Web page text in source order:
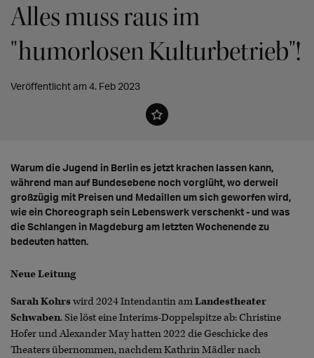
Alles muss raus im
"humorlosen Kulturbetrieb"!
Veröffentlicht am 4. Feb 2023
Warum die Jugend in Berlin es jetzt krachen lassen kann,
während man auf Bundesebene noch vorglüht, wo derweil
großzügig mit Preisen und Medaillen um sich geworfen wird,
wie ein Choreograph sein Lebenswerk verschenkt - und was
die Schlangen in Magdeburg am letzten Wochenende zu
bedeuten hatten.
Neue Leitung
Sarah Kohrswird 2024 Intendantin amLandestheater
Schwaben. Sie löst eine Interims-Doppelspitze ab: Christine
Hofer und Alexander May hatten 2022 die Geschicke des
Theaters übernommen, nachdem Kathrin Mädler nach